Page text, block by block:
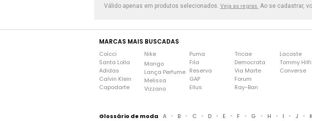
Válido apenas em produtos selecionados. Veja as regras. Ao se cadastrar,
MARCAS MAIS BUSCADAS
Colcci
Santa Lolla
Adidas
Calvin Klein
Capodarte
Nike
Mango
Lança Perfume
Melissa
Vizzano
Puma
Fila
Reserva
GAP
Ellus
Tricae
Democrata
Via Marte
Forum
Ray-Ban
Lacoste
Tommy
Converse
Glossário de moda A • B • C • D • E • F • G • H • I • J • K